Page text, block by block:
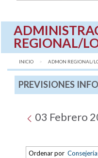
REGIONAL/
INICIO ADMON REGIONAL/
PREVISIONES
03 Febrero
Ordenar por